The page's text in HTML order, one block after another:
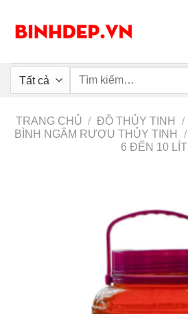
content
kiếm:
TRANG CHỦ / ĐỒ THỦY TINH /
BÌNH NGÂM RƯỢU THỦY TINH
/
6 ĐẾN 10 LÍT